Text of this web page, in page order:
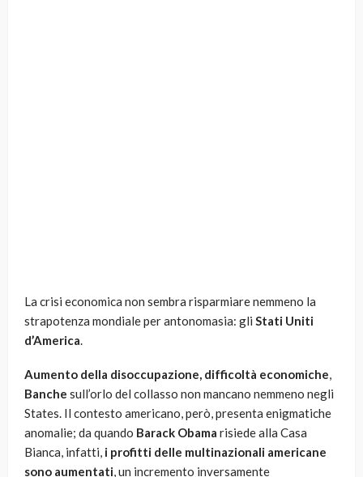
La crisi economica non sembra risparmiare nemmeno la
strapotenza mondiale per antonomasia: gli Stati Uniti
d’America.
Aumento della disoccupazione, difficoltà economiche,
Banche sull’orlo del collasso non mancano nemmeno negli
States. Il contesto americano, però, presenta enigmatiche
anomalie; da quando Barack Obama risiede alla Casa
Bianca, infatti, i profitti delle multinazionali americane
sono aumentati, un incremento inversamente